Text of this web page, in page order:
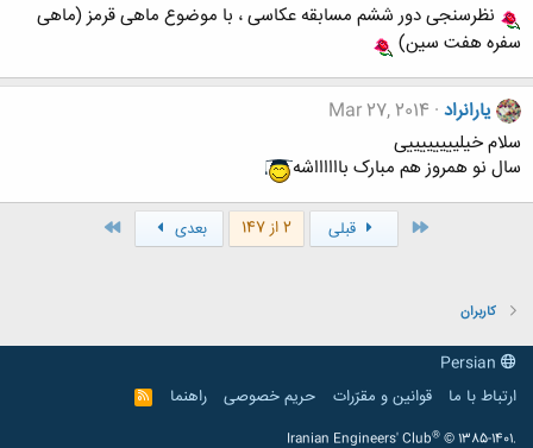
نظرسنجی دور ششم مسابقه عکاسی ، با موضوع ماهی قرمز (ماهی
سفره هفت سین)
یارانراد Mar 27, 2014
سلام خیلییییییییی
سال نو همروز هم مبارک بااااااشه
قبلی 2 از 147 بعدی
کاربران
ارتباط با ما
قوانین و مقرّرات حریم خصوصی راهنما
R
S
Iranian Engineers' Club® © 1385-1401.